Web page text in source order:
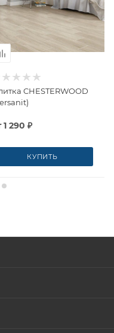
CHESTERWOOD
1 290 ₽
КУПИТЬ